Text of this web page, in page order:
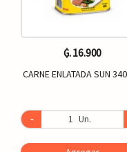
₲. 16.900
CARNE ENLATADA SUN
- Un.